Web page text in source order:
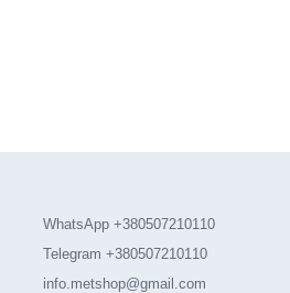
WhatsApp +380507210110
Telegram +380507210110
info.metshop@gmail.com